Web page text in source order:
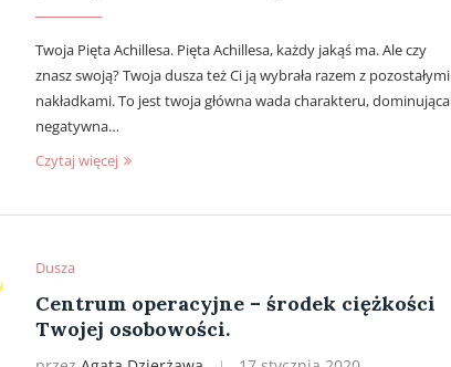
Twoja Pięta Achillesa. Pięta Achillesa, każdy jakąś ma. Ale czy
znasz swoją? Twoja dusza też Ci ją wybrała razem z pozostałymi
nakładkami. To jest twoja główna wada charakteru, dominująca
negatywna…
Czytaj więcej
Dusza
Centrum operacyjne – środek ciężkości
Twojej osobowości.